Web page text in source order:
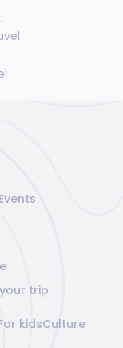
Events
trip
kidsCulture